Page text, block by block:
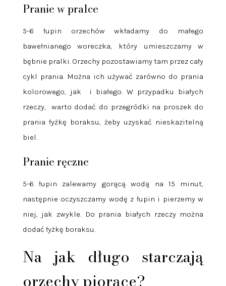
Pranie w pralce
5-6 łupin orzechów wkładamy do małego
bawełnianego woreczka, który umieszczamy w
bębnie pralki. Orzechy pozostawiamy tam przez cały
cykl prania. Można ich używać zarówno do prania
kolorowego, jak
i białego. W przypadku białych
rzeczy,
warto dodać do przegródki na proszek do
prania łyżkę boraksu, żeby uzyskać nieskazitelną
biel.
Pranie ręczne
5-6 łupin zalewamy gorącą wodą na 15 minut,
następnie oczyszczamy wodę z łupin i pierzemy w
niej, jak zwykle. Do prania białych rzeczy można
dodać łyżkę boraksu.
Na jak długo starczają
orzechy piorące?